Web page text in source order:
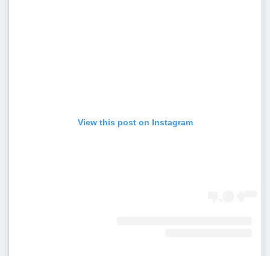
View this post on Instagram